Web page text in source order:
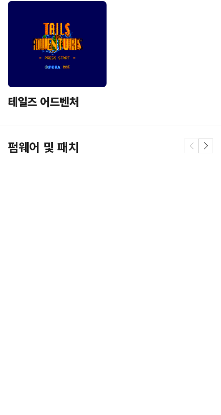
테일즈 어드벤처
펌웨어 및 패치